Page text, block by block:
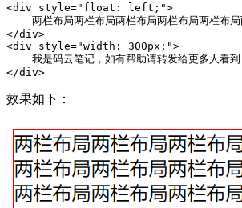
<div style="float: left;">
两栏布局两栏布局两栏布局两栏布局两栏布
</div>
<div style="width: 300px;">
我是码云笔记，如有帮助请转发给更多人看
</div>
效果如下：